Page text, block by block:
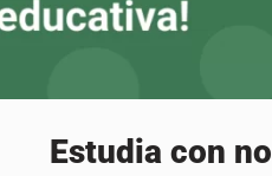
Estudia con